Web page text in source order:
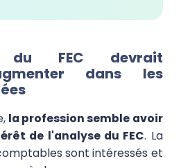
du FEC devrait
dans les
la profession semble avoir
de l'analyse du FEC. La
sont intéressés et